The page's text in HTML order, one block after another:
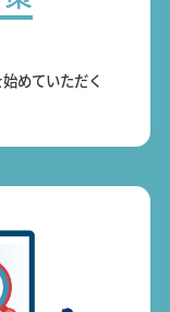
めていただく